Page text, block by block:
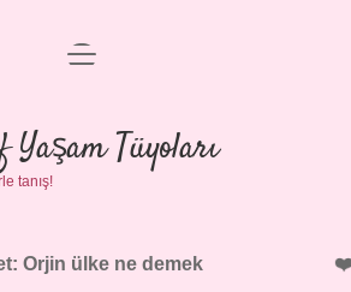
Anasayfa
Gizlilik Politikası
Yasal Uyarı
menüyü
Yaşam Tüyoları
tanış!
Orjin ülke ne demek